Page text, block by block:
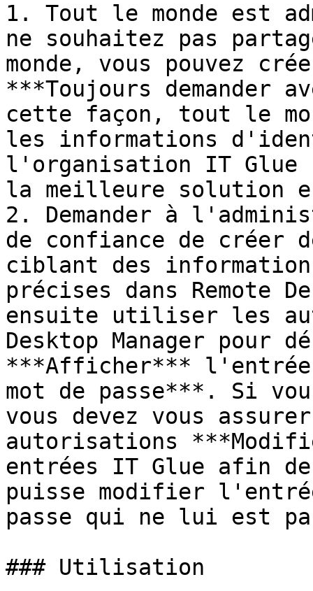
1. Tout le monde est
ne souhaitez pas
monde, vous pouvez
***Toujours demander
cette façon, tout le
les informations
l'organisation IT Glue
la meilleure solution
2. Demander à
de confiance de créer
ciblant des
précises dans Remote
ensuite utiliser les
Desktop Manager pour
***Afficher***
mot de passe***. Si
vous devez vous
autorisations
entrées IT Glue afin
puisse modifier
passe qui ne lui est
### Utilisation